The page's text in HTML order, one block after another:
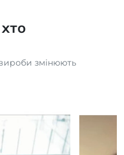
змінюють